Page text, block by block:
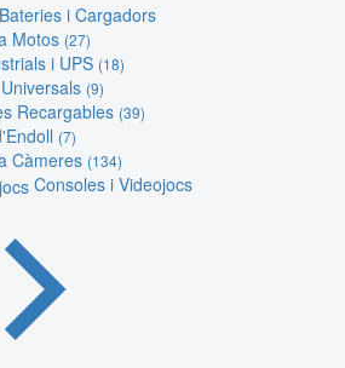
i Cargadors
Motos (27)
i UPS (18)
(9)
Recargables (39)
(7)
Càmeres (134)
Consoles i Videojocs